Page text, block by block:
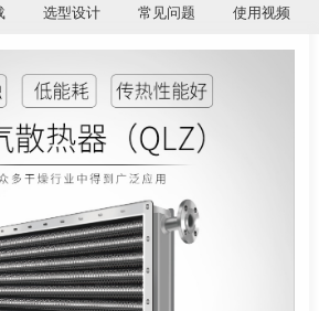
选型设计 常见问题 使用视频